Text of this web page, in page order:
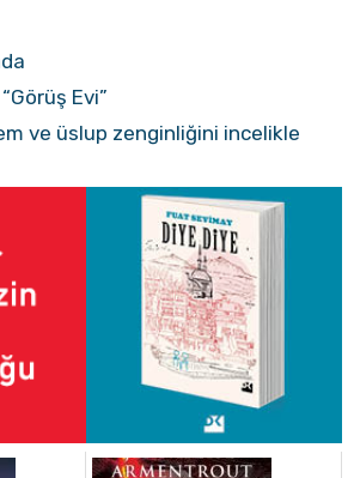
Evi”
ve üslup zenginliğini incelikle